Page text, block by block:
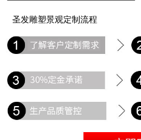
圣发雕塑景观定制流程